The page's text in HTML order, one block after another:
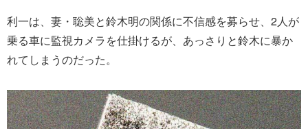
利一は、妻・聡美と鈴木明の関係に不信感を募らせ、2人が
乗る車に監視カメラを仕掛けるが、あっさりと鈴木に暴か
れてしまうのだった。